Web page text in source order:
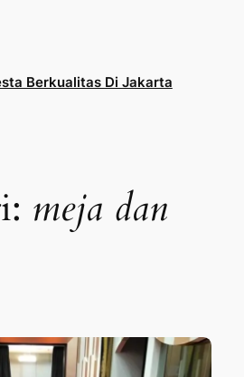
Berkualitas Di Jakarta
meja dan